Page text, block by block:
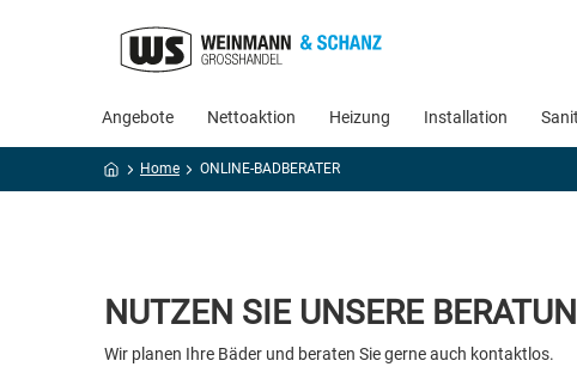
Angebote Nettoaktion Heizung Installation
Home ONLINE-BADBERATER
NUTZEN SIE UNSERE
Wir planen Ihre Bäder und beraten Sie gerne auch kontaktlos.